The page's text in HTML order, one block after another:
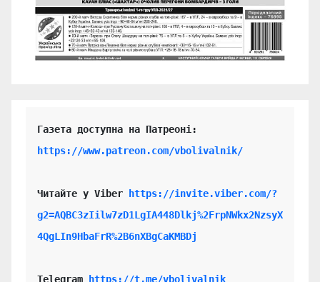
https://www.patreon.com/vbolivalnik/
Читайте у Viber
https://invite.viber.com/?
g2=AQBC3zIilw7zD1LgIA448Dlkj%2FrpNWkx2NzsyX
4QgLIn9HbaFrR%2B6nXBgCaKMBDj
Telegram https://t.me/vbolivalnik